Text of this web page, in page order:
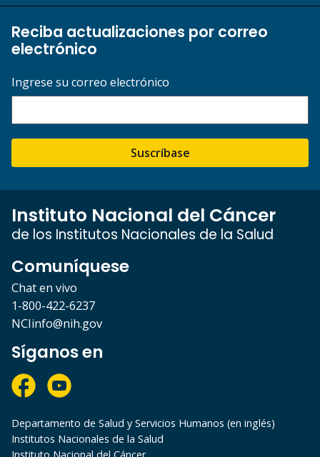
Reciba actualizaciones por correo
electrónico
Ingrese su correo electrónico
Suscríbase
Instituto Nacional del Cáncer
de los Institutos Nacionales de la Salud
Comuníquese
Chat en vivo
1-800-422-6237
NCIinfo@nih.gov
Síganos en
Departamento de Salud y Servicios Humanos (en inglés)
Institutos Nacionales de la Salud